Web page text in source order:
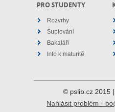
PRO STUDENTY
Rozvrhy
Suplování
Bakaláři
Info k maturitě
© pslib.cz 2015 |
Nahlásit problém -